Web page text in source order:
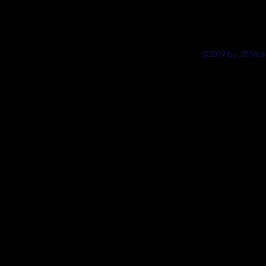
©2019 by JR